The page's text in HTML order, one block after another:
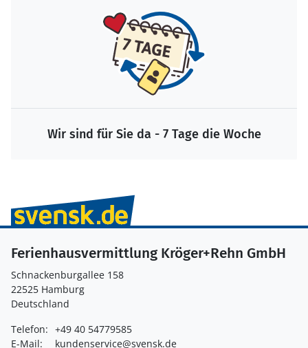
Wir sind für Sie da - 7 Tage die Woche
Ferienhausvermittlung Kröger+Rehn GmbH
Schnackenburgallee 158
22525 Hamburg
Deutschland
Telefon: +49 40 54779585
E-Mail:
kundenservice@svensk.de